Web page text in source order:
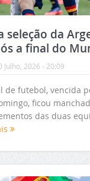
seleção da
a final do
Julho, 2026 - 20:09
de futebol, vencida
ficou
das duas